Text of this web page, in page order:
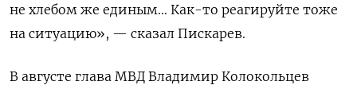
не хлебом же единым… Как-то реагируйте тоже
на ситуацию», — сказал Пискарев.
В августе глава МВД Владимир Колокольцев